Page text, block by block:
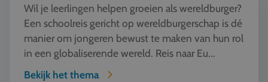
Wil je leerlingen helpen groeien als wereldburger?
Een schoolreis gericht op wereldburgerschap is dé
manier om jongeren bewust te maken van hun rol
in een globaliserende wereld. Reis naar Eu...
Bekijk het thema